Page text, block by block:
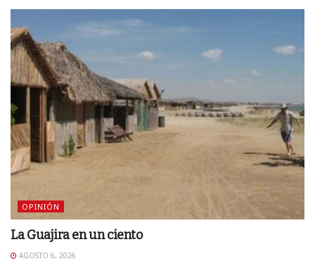
OPINIÓN
La Guajira en un ciento
AGOSTO 6, 2026